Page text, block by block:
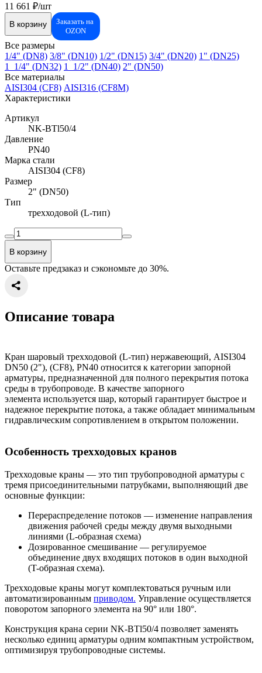
11 661 ₽/шт
В корзину
Заказать на
OZON
Все размеры
1/4" (DN8) 3/8" (DN10) 1/2" (DN15) 3/4" (DN20) 1" (DN25)
1_1/4" (DN32) 1_1/2" (DN40) 2" (DN50)
Все материалы
AISI304 (CF8) AISI316 (CF8M)
Характеристики
Артикул
NK-BTl50/4
Давление
PN40
Марка стали
AISI304 (CF8)
Размер
2" (DN50)
Тип
трехходовой (L-тип)
В корзину
Оставьте предзаказ и сэкономьте до 30%.
Описание товара
Особенность трехходовых кранов
Трехходовые краны — это тип трубопроводной арматуры с
тремя присоединительными патрубками, выполняющий две
основные функции:
Перераспределение потоков — изменение направления
движения рабочей среды между двумя выходными
линиями (L-образная схема)
Дозированное смешивание — регулируемое
объединение двух входящих потоков в один выходной
(T-образная схема).
Трехходовые краны могут комплектоваться ручным или
автоматизированным приводом. Управление осуществляется
поворотом запорного элемента на 90° или 180°.
Конструкция крана серии NK-BTl50/4 позволяет заменять
несколько единиц арматуры одним компактным устройством,
оптимизируя трубопроводные системы.
Кран шаровый трехходовой (L-тип) нержавеющий, AISI304
DN50 (2"), (CF8), PN40 относится к категории запорной
арматуры, предназначенной для полного перекрытия потока
среды в трубопроводе. В качестве запорного
элемента используется шар, который гарантирует быстрое и
надежное перекрытие потока, а также обладает минимальным
гидравлическим сопротивлением в открытом положении.